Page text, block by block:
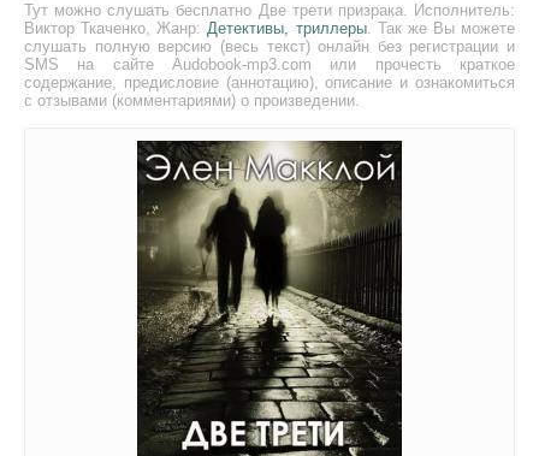
Тут можно слушать бесплатно Две трети призрака. Исполнитель:
Виктор Ткаченко, Жанр:Детективы, триллеры. Так же Вы можете
слушать полную версию (весь текст) онлайн без регистрации и
SMS на сайте Audobook-mp3.com или прочесть краткое
содержание, предисловие (аннотацию), описание и ознакомиться
с отзывами (комментариями) о произведении.